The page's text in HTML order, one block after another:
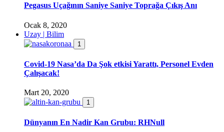
Pegasus Uçağının Saniye Saniye Toprağa Çıkış Anı
Ocak 8, 2020
Uzay | Bilim
1
Covid-19 Nasa’da Da Şok etkisi Yarattı, Personel Evden
Çalışacak!
Mart 20, 2020
1
Dünyanın En Nadir Kan Grubu: RHNull